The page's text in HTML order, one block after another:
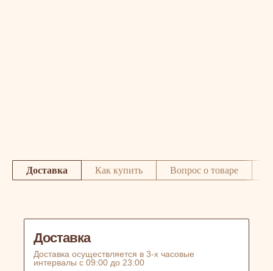
Доставка Как купить Вопрос о товаре
Доставка осуществляется в 3-х часовые
интервалы с 09:00 до 23:00
Доставка